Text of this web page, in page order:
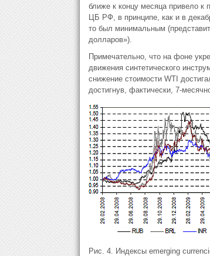
ближе к концу месяца привело к
ЦБ РФ, в принципе, как и в
то был минимальным
долларов»).
Примечательно, что на фоне
движения синтетического
снижение стоимости WTI
достигнув, фактически, 7-
Рис. 4. Индексы emerging